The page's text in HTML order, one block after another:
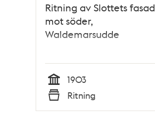
Ritning av Slottets fasad
mot söder,
Waldemarsudde
Tid
1903
Typ
Ritning